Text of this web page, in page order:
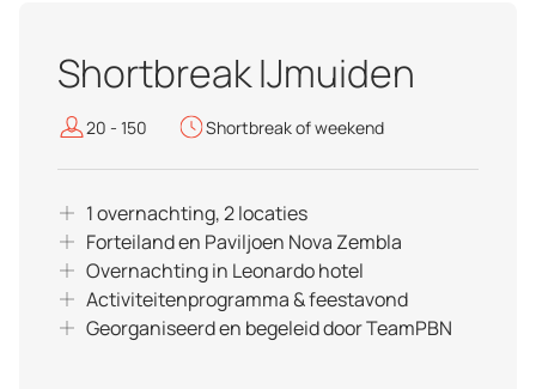
Shortbreak IJmuiden
20 - 150 Shortbreak of weekend
1 overnachting, 2 locaties
Forteiland en Paviljoen Nova Zembla
Overnachting in Leonardo hotel
Activiteitenprogramma & feestavond
Georganiseerd en begeleid door TeamPBN